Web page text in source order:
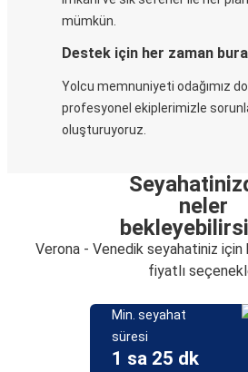
mümkün.
Destek için her zaman
Yolcu memnuniyeti odağımız
profesyonel ekiplerimizle
oluşturuyoruz.
neler
Verona - Venedik seyahatiniz için
fiyatlı
Min. seyahat
süresi
1 sa 25 dk